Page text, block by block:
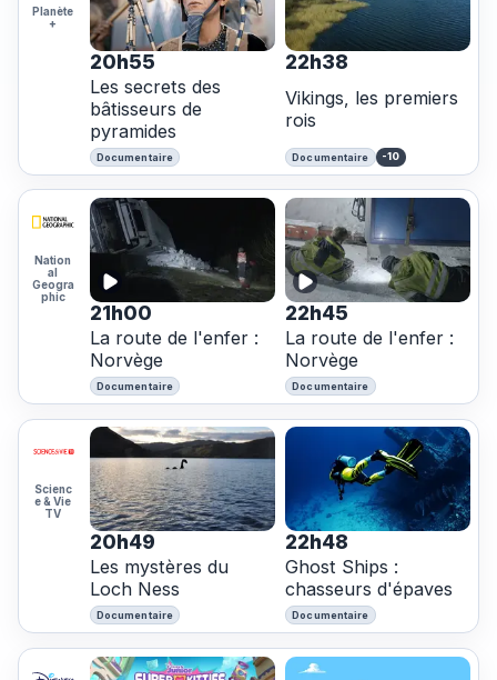
Planète
+
20h55
Les secrets des
bâtisseurs de
pyramides
Documentaire
22h38
Vikings, les premiers
rois
Documentaire -10
Nation
al
Geogra
phic
21h00
La route de l'enfer :
Norvège
Documentaire
22h45
La route de l'enfer :
Norvège
Documentaire
Scienc
e & Vie
TV
20h49
Les mystères du
Loch Ness
Documentaire
22h48
Ghost Ships :
chasseurs d'épaves
Documentaire